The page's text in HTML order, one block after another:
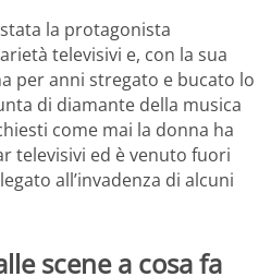
la protagonista
televisivi e, con la sua
per anni stregato e bucato lo
di diamante della musica
come mai la donna ha
televisivi ed è venuto fuori
all’invadenza di alcuni
scene a cosa fa